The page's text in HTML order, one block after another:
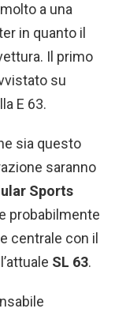
a una
in quanto il
Il primo
su
E 63.
sia questo
saranno
Sports
probabilmente
centrale con il
SL 63.